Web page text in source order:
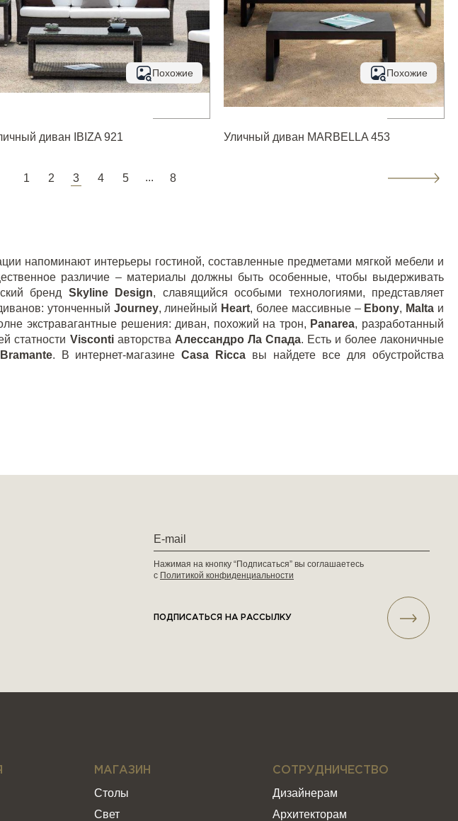
Похожие
диван IBIZA 921
Похожие
Уличный диван MARBELLA 453
1 2 3 4 5 ... 8
напоминают интерьеры гостиной, составленные предметами мягкой мебели и
различие – материалы должны быть особенные, чтобы выдерживать
бренд Skyline Design, славящийся особыми технологиями, представляет
утонченный Journey, линейный Heart, более массивные – Ebony, Malta и
экстравагантные решения: диван, похожий на трон, Panarea, разработанный
статности Viscontiавторства Алессандро Ла Спада. Есть и более лаконичные
Bramante. В интернет-магазинеСasa Ricca вы найдете все для обустройства
Нажимая на кнопку “Подписаться” вы соглашаетесь
с Политикой конфиденциальности
ПОДПИСАТЬСЯ НА РАССЫЛКУ
МАГАЗИН
Столы
Свет
СОТРУДНИЧЕСТВО
Дизайнерам
Архитекторам